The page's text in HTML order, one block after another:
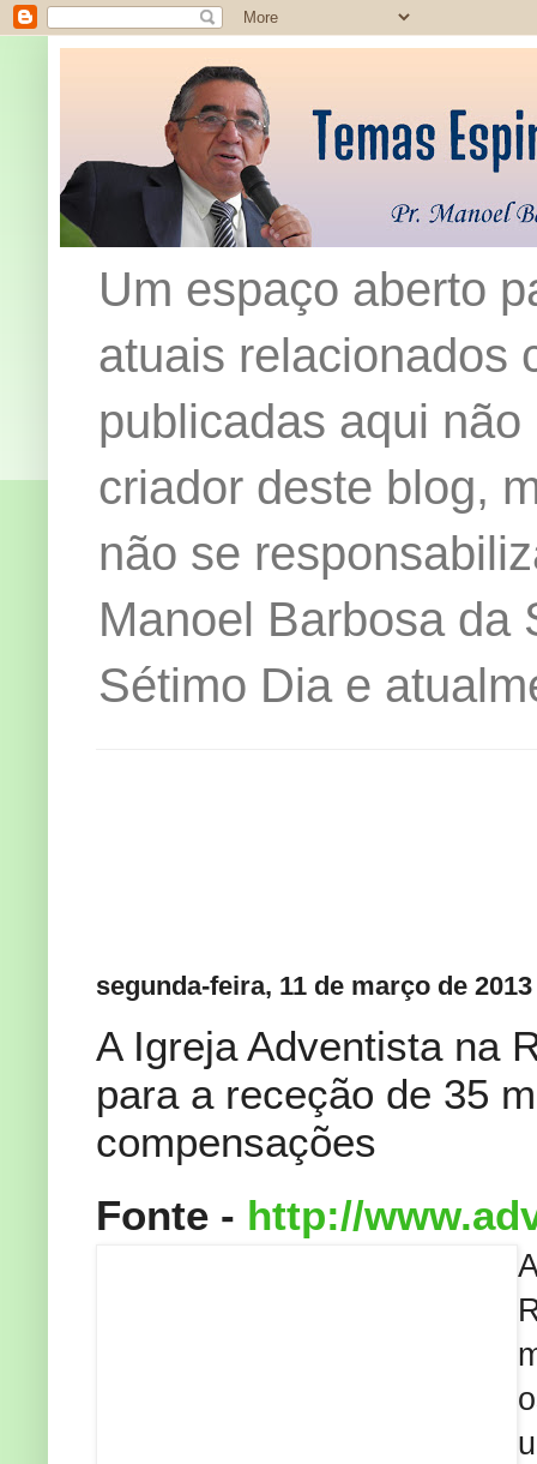
Um espaço aberto
atuais relacionados
publicadas aqui
criador deste blog,
não se
Manoel Barbosa da
Sétimo Dia e
segunda-feira, 11 de março de 2013
A Igreja Adventista na
para a receção de 35
compensações
Fonte - http://